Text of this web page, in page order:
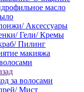
масло
Аксессуары
Гели/ Кремы
Пилинг
макияжа
за волосами
Мист